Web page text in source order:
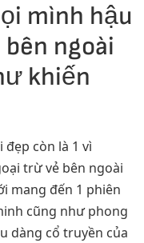
mình hậu
ngoài
khiến
còn là 1 vì
trừ vẻ bên ngoài
mang đến 1 phiên
cũng như phong
dàng cổ truyền của